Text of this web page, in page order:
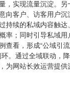
，实现流量沉淀。
向客户、访客用户
持续的私域内容触
率；同时引导私域
查看，形成“公域引
。通过全域联动，
为网站长效运营提